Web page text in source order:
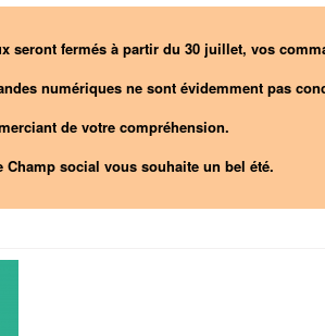
seront fermés à partir du 30 juillet, vos
numériques ne sont évidemment pas
de votre compréhension.
Champ social vous souhaite un bel été.